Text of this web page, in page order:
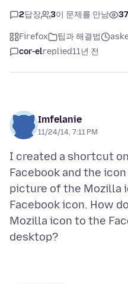
2답장 3이 문제를 만남
Firefox 팁과 해결법
cor-elreplied11년 전
Imfelanie
11/24/14, 7:11 PM
I created a shortcut
Facebook and the
picture of the Mozilla
Facebook icon. How
Mozilla icon to the